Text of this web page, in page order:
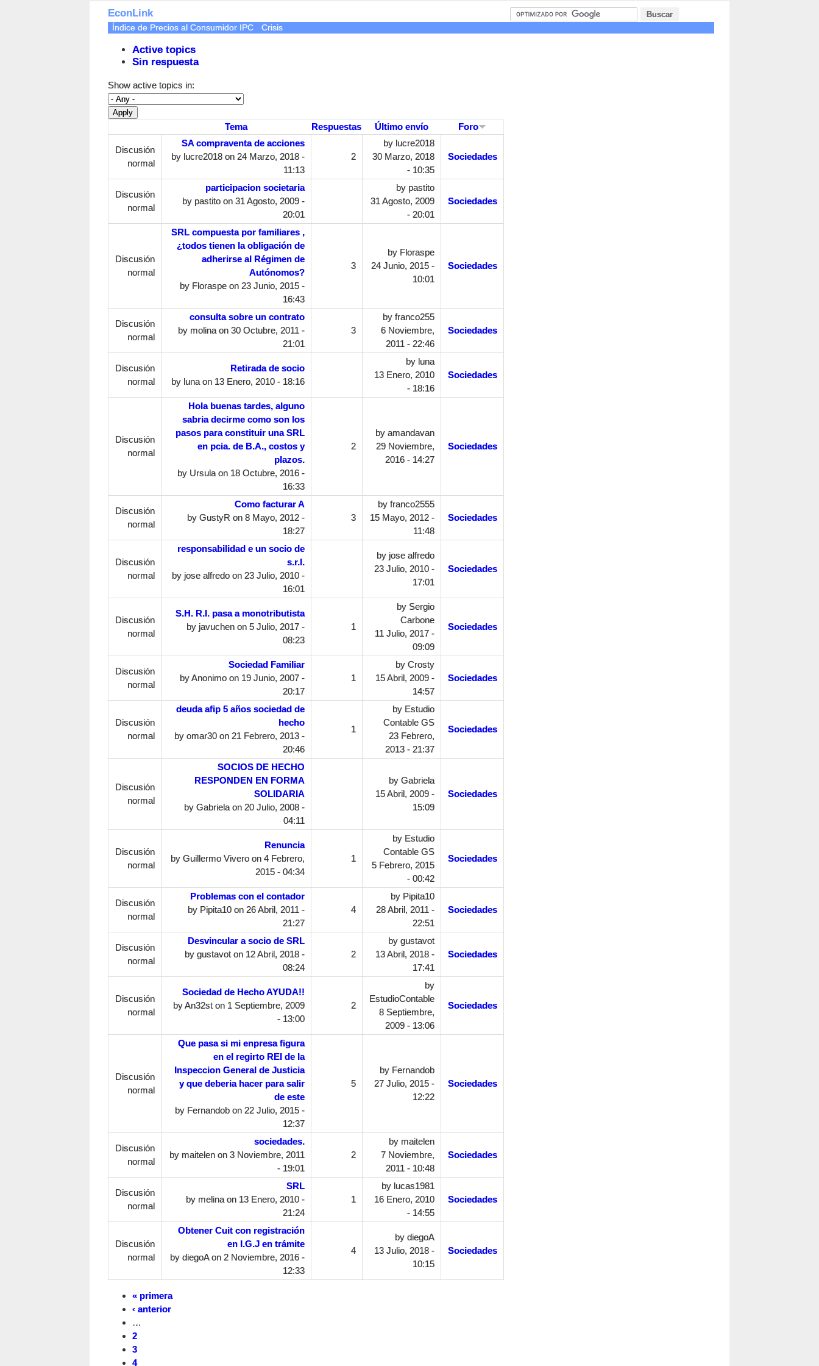
EconLink
Active topics
Sin respuesta
Índice de Precios al Consumidor IPC Crisis
Show active topics in:
Tema Respuestas Último envío Foro
Discusión
normal
SA compraventa de acciones
by lucre2018on 24 Marzo, 2018 -
11:13
2
by lucre2018
30 Marzo, 2018
- 10:35
Sociedades
Discusión
normal
participacion societaria
by pastitoon 31 Agosto, 2009 -
20:01
by pastito
31 Agosto, 2009
- 20:01
Sociedades
Discusión
normal
SRL compuesta por familiares ,
¿todos tienen la obligación de
adherirse al Régimen de
Autónomos?
by Floraspeon 23 Junio, 2015 -
16:43
3
by Floraspe
24 Junio, 2015 -
10:01
Sociedades
Discusión
normal
consulta sobre un contrato
by molinaon 30 Octubre, 2011 -
21:01
3
by franco255
6 Noviembre,
2011 - 22:46
Sociedades
Discusión
normal
Retirada de socio
by lunaon 13 Enero, 2010 - 18:16
by luna
13 Enero, 2010
- 18:16
Sociedades
Discusión
normal
Hola buenas tardes, alguno
sabria decirme como son los
pasos para constituir una SRL
en pcia. de B.A., costos y
plazos.
by Ursulaon 18 Octubre, 2016 -
16:33
2
by amandavan
29 Noviembre,
2016 - 14:27
Sociedades
Discusión
normal
Como facturar A
by GustyR on 8 Mayo, 2012 -
18:27
3
by franco2555
15 Mayo, 2012 -
11:48
Sociedades
Discusión
normal
responsabilidad e un socio de
s.r.l.
by jose alfredoon 23 Julio, 2010 -
16:01
by jose alfredo
23 Julio, 2010 -
17:01
Sociedades
Discusión
normal
S.H. R.I. pasa a monotributista
by javuchenon 5 Julio, 2017 -
08:23
1
by Sergio
Carbone
11 Julio, 2017 -
09:09
Sociedades
Discusión
normal
Sociedad Familiar
byAnonimoon 19 Junio, 2007 -
20:17
1
by Crosty
15 Abril, 2009 -
14:57
Sociedades
Discusión
normal
deuda afip 5 años sociedad de
hecho
by omar30on 21 Febrero, 2013 -
20:46
1
by Estudio
Contable GS
23 Febrero,
2013 - 21:37
Sociedades
Discusión
normal
SOCIOS DE HECHO
RESPONDEN EN FORMA
SOLIDARIA
by Gabrielaon 20 Julio, 2008 -
04:11
by Gabriela
15 Abril, 2009 -
15:09
Sociedades
Discusión
normal
Renuncia
by Guillermo Viveroon 4 Febrero,
2015 - 04:34
1
by Estudio
Contable GS
5 Febrero, 2015
- 00:42
Sociedades
Discusión
normal
Problemas con el contador
by Pipita10on 26 Abril, 2011 -
21:27
4
by Pipita10
28 Abril, 2011 -
22:51
Sociedades
Discusión
normal
Desvincular a socio de SRL
by gustavoton 12 Abril, 2018 -
08:24
2
by gustavot
13 Abril, 2018 -
17:41
Sociedades
Discusión
normal
Sociedad de Hecho AYUDA!!
byAn32ston 1 Septiembre, 2009
- 13:00
2
by
EstudioContable
8 Septiembre,
2009 - 13:06
Sociedades
Discusión
normal
Que pasa si mi enpresa figura
en el regirto REI de la
Inspeccion General de Justicia
y que deberia hacer para salir
de este
by Fernandobon 22 Julio, 2015 -
12:37
5
by Fernandob
27 Julio, 2015 -
12:22
Sociedades
Discusión
normal
sociedades.
by maitelenon 3 Noviembre, 2011
- 19:01
2
by maitelen
7 Noviembre,
2011 - 10:48
Sociedades
Discusión
normal
SRL
by melinaon 13 Enero, 2010 -
21:24
1
by lucas1981
16 Enero, 2010
- 14:55
Sociedades
Discusión
normal
Obtener Cuit con registración
en I.G.J en trámite
by diegoAon 2 Noviembre, 2016 -
12:33
4
by diegoA
13 Julio, 2018 -
10:15
Sociedades
« primera
‹ anterior
…
2
3
4